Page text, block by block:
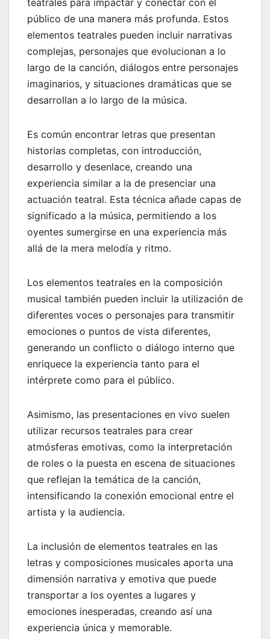
teatrales para impactar y conectar con el
público de una manera más profunda. Estos
elementos teatrales pueden incluir narrativas
complejas, personajes que evolucionan a lo
largo de la canción, diálogos entre personajes
imaginarios, y situaciones dramáticas que se
desarrollan a lo largo de la música.
Es común encontrar letras que presentan
historias completas, con introducción,
desarrollo y desenlace, creando una
experiencia similar a la de presenciar una
actuación teatral. Esta técnica añade capas de
significado a la música, permitiendo a los
oyentes sumergirse en una experiencia más
allá de la mera melodía y ritmo.
Los elementos teatrales en la composición
musical también pueden incluir la utilización de
diferentes voces o personajes para transmitir
emociones o puntos de vista diferentes,
generando un conflicto o diálogo interno que
enriquece la experiencia tanto para el
intérprete como para el público.
Asimismo, las presentaciones en vivo suelen
utilizar recursos teatrales para crear
atmósferas emotivas, como la interpretación
de roles o la puesta en escena de situaciones
que reflejan la temática de la canción,
intensificando la conexión emocional entre el
artista y la audiencia.
La inclusión de elementos teatrales en las
letras y composiciones musicales aporta una
dimensión narrativa y emotiva que puede
transportar a los oyentes a lugares y
emociones inesperadas, creando así una
experiencia única y memorable.